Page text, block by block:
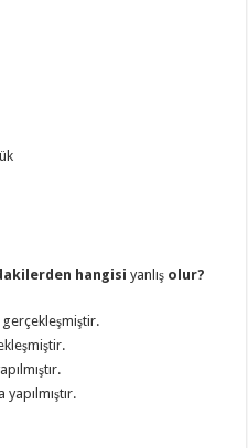
hangisi yanlış olur?